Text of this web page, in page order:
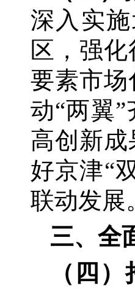
深入实
区，强
要素市
动“两翼
高创新
好京津“
联动发展
三、全
（四